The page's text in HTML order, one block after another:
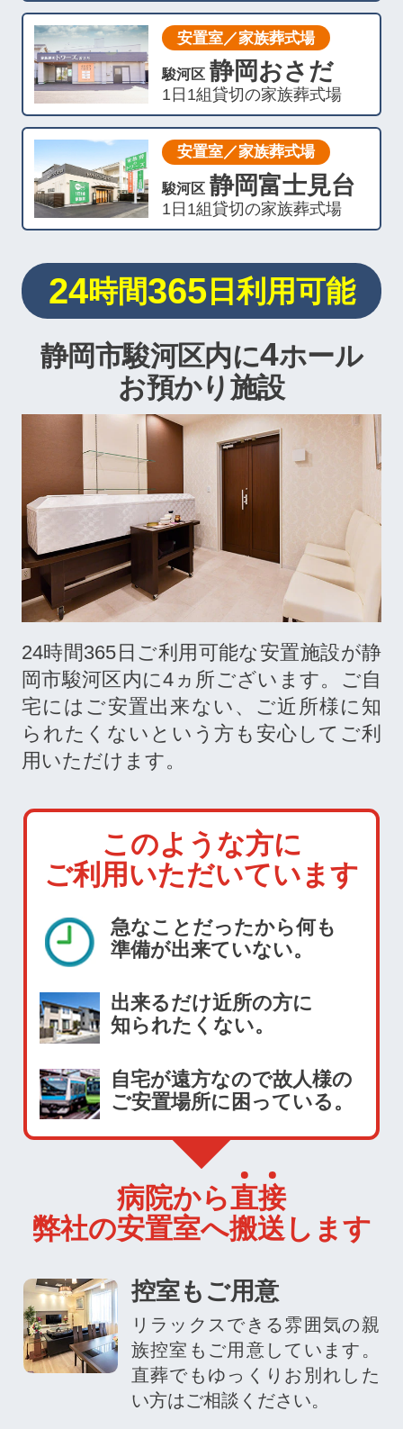
安置室／家族葬式場
駿河区 静岡おさだ
1日1組貸切の家族葬式場
安置室／家族葬式場
駿河区 静岡富士見台
1日1組貸切の家族葬式場
24時間365 日利用可能
静岡市駿河区内に4ホール
お預かり施設
24時間365日ご利用可能な安置施設が静
岡市駿河区内に4 ヵ所ございます。ご自
宅にはご安置出来ない、ご近所様に知
られたくないという方も安心してご利
用いただけます。
このような方に
ご利用いただいています
急なことだったから何も
準備が出来ていない。
出来るだけ近所の方に
知られたくない。
自宅が遠方なので故人様の
ご安置場所に困っている。
病院から直接
弊社の安置室へ搬送します
控室もご用意
リラックスできる雰囲気の親
族控室もご用意しています。
直葬でもゆっくりお別れした
い方はご相談ください。